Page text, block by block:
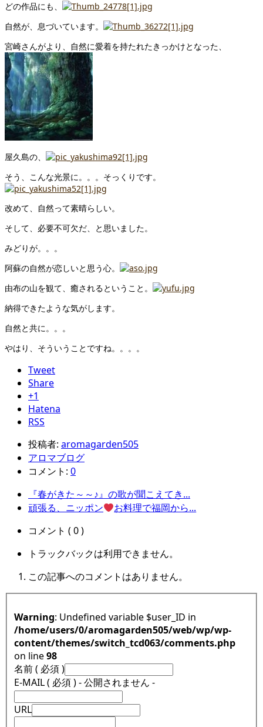
どの作品にも、
自然が、息づいています。
宮崎さんがより、自然に愛着を持たれたきっかけとなった、
屋久島の、
そう、こんな光景に。。。そっくりです。
改めて、自然って素晴らしい。
そして、必要不可欠だ、と思いました。
みどりが。。。
阿蘇の自然が恋しいと思う心。
由布の山を観て、癒されるということ。
納得できたような気がします。
自然と共に。。。
やはり、そういうことですね。。。。
Tweet
Share
+1
Hatena
RSS
投稿者: aromagarden505
アロマブログ
コメント: 0
『春がきた～～♪』の歌が聞こえてき...
頑張る、ニッポン
お料理で福岡から...
コメント ( 0 )
トラックバックは利用できません。
この記事へのコメントはありません。
Warning : Undefined variable $user_ID in
/home/users/0/aromagarden505/web/wp/wp-
content/themes/switch_tcd063/comments.php
on line98
名前 ( 必須 )
E-MAIL ( 必須 ) - 公開されません -
URL